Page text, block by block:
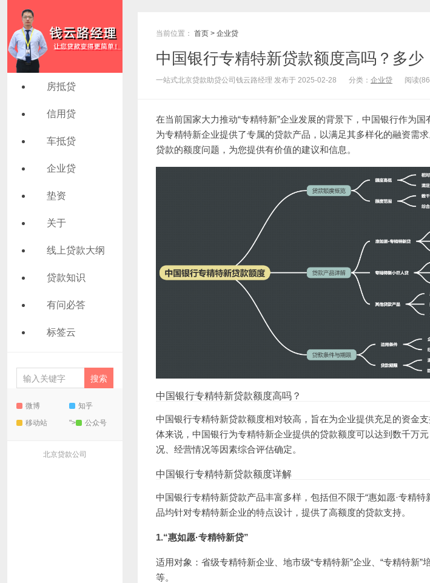
房抵贷
信用贷
车抵贷
企业贷
垫资
关于
线上贷款大纲
贷款知识
有问必答
标签云
微博
知乎
移动站
"> 公众号
北京贷款公司
当前位置： 首页 > 企业贷
中国银行专精特新贷款额度高吗？多少
一站式北京贷款助贷公司钱云路经理 发布于 2025-02-28 分类： 企业贷 阅读
在当前国家大力推动“专精特新”企业发展的背景下，中国银行作为
为专精特新企业提供了专属的贷款产品，以满足其多样化的融资需
贷款的额度问题，为您提供有价值的建议和信息。
中国银行专精特新贷款额度高吗？
中国银行专精特新贷款额度相对较高，旨在为企业提供充足的资金
体来说，中国银行为专精特新企业提供的贷款额度可以达到数千万
况、经营情况等因素综合评估确定。
中国银行专精特新贷款额度详解
中国银行专精特新贷款产品丰富多样，包括但不限于“惠如愿·专精
品均针对专精特新企业的特点设计，提供了高额度的贷款支持。
1.“惠如愿·专精特新贷”
适用对象：省级专精特新企业、地市级“专精特新”企业、“专精特新”
等。